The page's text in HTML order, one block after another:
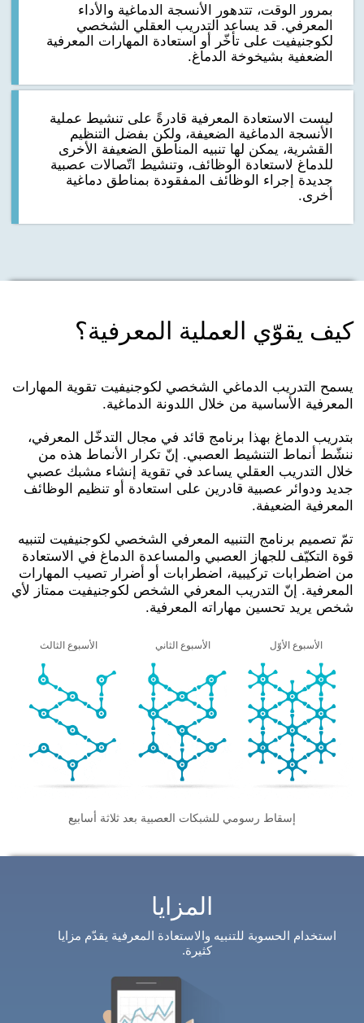
بمرور الوقت، تتدهور الأنسجة الدماغية والأداء
المعرفي. قد يساعد التدريب العقلي الشخصي
لكوجنيفيت على تأخّر أو استعادة المهارات المعرفية
الضعفية بشيخوخة الدماغ.
ليست الاستعادة المعرفية قادرةً على تنشيط عملية
الأنسجة الدماغية الضعيفة، ولكن بفضل التنظيم
القشرية، يمكن لها تنبيه المناطق الضعيفة الأخرى
للدماغ لاستعادة الوظائف، وتنشيط اتّصالات عصبية
جديدة إجراء الوظائف المفقودة بمناطق دماغية
أخرى.
كيف يقوّي العملية المعرفية؟
يسمح التدريب الدماغي الشخصي لكوجنيفيت تقوية المهارات
المعرفية الأساسية من خلال اللدونة الدماغية.
بتدريب الدماغ بهذا برنامج قائد في مجال التدخّل المعرفي،
ننشّط أنماط التنشيط العصبي. إنّ تكرار الأنماط هذه من
خلال التدريب العقلي يساعد في تقوية إنشاء مشبك عصبي
جديد ودوائر عصبية قادرين على استعادة أو تنظيم الوظائف
المعرفية الضعيفة.
تمّ تصميم برنامج التنبيه المعرفي الشخصي لكوجنيفيت لتنبيه
قوة التكيّف للجهاز العصبي والمساعدة الدماغ في الاستعادة
من اضطرابات تركيبية، اضطرابات أو أضرار تصيب المهارات
المعرفية. إنّ التدريب المعرفي الشخص لكوجنيفيت ممتاز لأي
شخص يريد تحسين مهاراته المعرفية.
الأسبوع الأوّل الأسبوع الثاني الأسبوع الثالث
إسقاط رسومي للشبكات العصبية بعد ثلاثة أسابيع
المزايا
استخدام الحسوبة للتنبيه والاستعادة المعرفية يقدّم مزايا
كثيرة.